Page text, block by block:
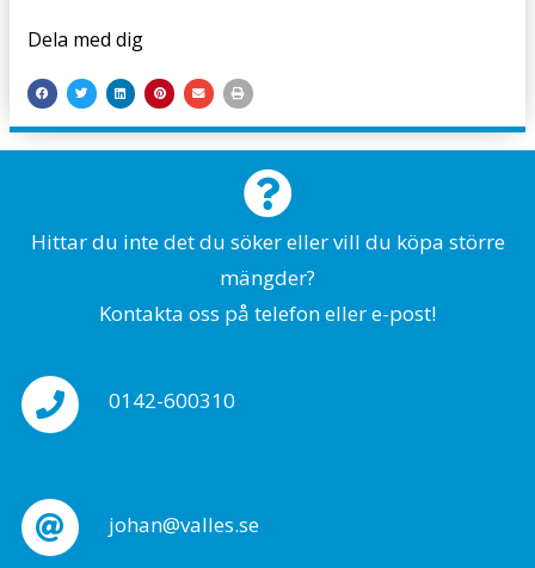
Dela med dig
Hittar du inte det du söker eller vill du köpa större
mängder?
Kontakta oss på telefon eller e-post!
0142-600310
johan@valles.se